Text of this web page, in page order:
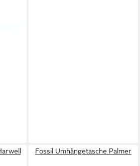
dir
Fossil Umhängetasche Palmer